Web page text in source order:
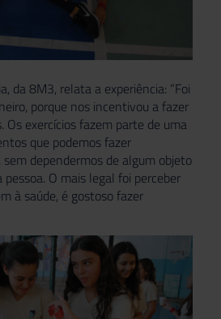
da 8M3, relata a experiência: “Foi
porque nos incentivou a fazer
Os exercícios fazem parte de uma
que podemos fazer
dependermos de algum objeto
O mais legal foi perceber
à saúde, é gostoso fazer